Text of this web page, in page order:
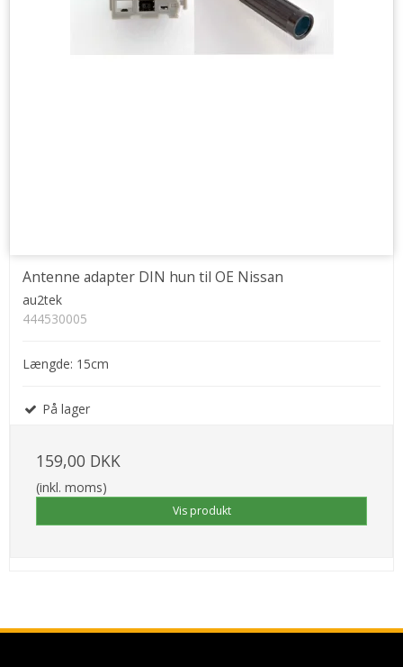
Antenne adapter DIN hun til OE Nissan
au2tek
444530005
Længde: 15cm
På lager
159,00 DKK
(inkl. moms)
Vis produkt